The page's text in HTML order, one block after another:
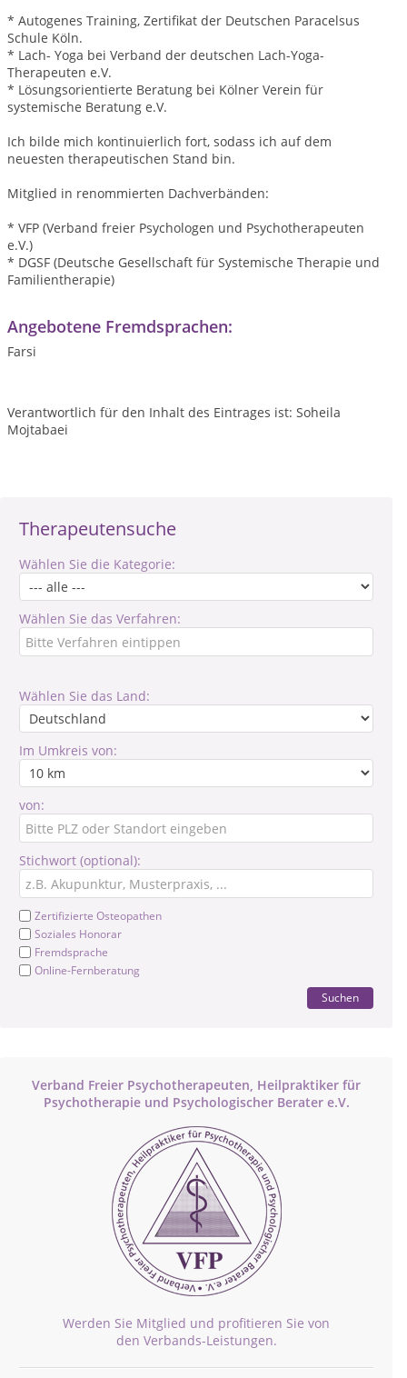
Therapeutensuche
Wählen Sie die Kategorie:
Wählen Sie das Verfahren:
Wählen Sie das Land:
Im Umkreis von:
von:
Stichwort (optional):
Zertifizierte Osteopathen
Soziales Honorar
Fremdsprache
Online-Fernberatung
Suchen
Verband Freier Psychotherapeuten, Heilpraktiker für
Psychotherapie und Psychologischer Berater e.V.
Werden Sie Mitglied und profitieren Sie von
den Verbands-Leistungen.
* Autogenes Training, Zertifikat der Deutschen Paracelsus
Schule Köln.
* Lach- Yoga bei Verband der deutschen Lach-Yoga-
Therapeuten e.V.
* Lösungsorientierte Beratung bei Kölner Verein für
systemische Beratung e.V.
Ich bilde mich kontinuierlich fort, sodass ich auf dem
neuesten therapeutischen Stand bin.
Mitglied in renommierten Dachverbänden:
* VFP (Verband freier Psychologen und Psychotherapeuten
e.V.)
* DGSF (Deutsche Gesellschaft für Systemische Therapie und
Familientherapie)
Angebotene Fremdsprachen:
Farsi
Verantwortlich für den Inhalt des Eintrages ist: Soheila
Mojtabaei